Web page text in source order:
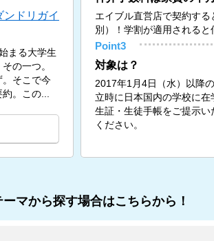
ドリガイ
まる大学生
の一つ。
そこで今
。この...
エイブル直営店で契約す
別）！学割が適用されると
Point3
対象は？
2017年1月4日（水）以降
立時に日本国内の学校に
生証・生徒手帳をご提示
ください。
マから探す場合はこちらから！